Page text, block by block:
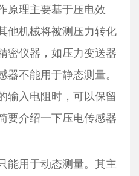
理主要基于压电效
他机械将被测压力转化
密仪器，如压力变送器
不能用于静态测量。
输入电阻时，可以保留
要介绍一下压电传感器
用于动态测量。其主